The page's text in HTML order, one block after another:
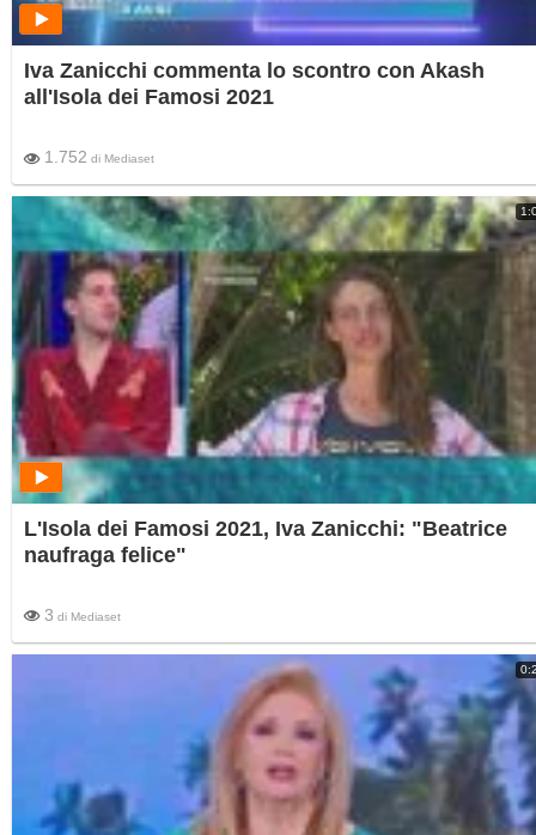
Iva Zanicchi commenta lo scontro con Akash
all'Isola dei Famosi 2021
1.752 di Mediaset
L'Isola dei Famosi 2021, Iva Zanicchi: "Beatrice
naufraga felice"
3 di Mediaset